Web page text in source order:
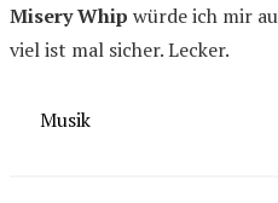
Misery Whip würde ich mir
viel ist mal sicher. Lecker.
Kategorien
Musik